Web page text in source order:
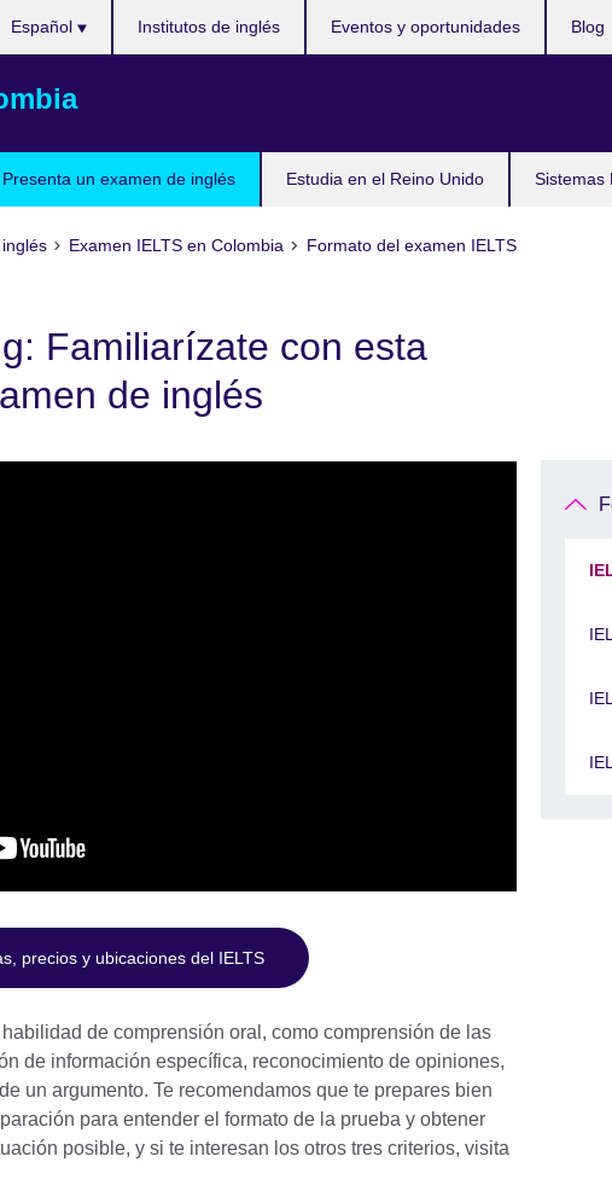
Presenta un examen de inglés Estudia en el Reino Unido Sistemas
Español Institutos de inglés Eventos y oportunidades Blog
Examen IELTS en Colombia Formato del examen IELTS
Familiarízate con esta
de inglés
precios y ubicaciones del IELTS
de comprensión oral, como comprensión de las
de información específica, reconocimiento de opiniones,
un argumento. Te recomendamos que te prepares bien
para entender el formato de la prueba y obtener
posible, y si te interesan los otros tres criterios, visita